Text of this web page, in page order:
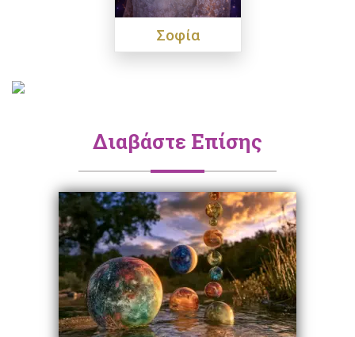
Σοφία
Διαβάστε Επίσης